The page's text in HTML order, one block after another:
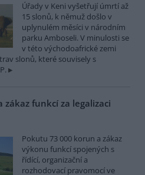
Úřady v Keni vyšetřují úmrtí až
15 slonů, k němuž došlo v
uplynulém měsíci v národním
parku Amboseli. V minulosti se
v této východoafrické zemi
slonů, které souvisely s
zákaz funkcí za legalizaci
Pokutu 73 000 korun a zákaz
výkonu funkcí spojených s
řídící, organizační a
rozhodovací pravomocí ve